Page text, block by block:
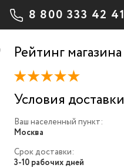
8 800 333 42 41
Рейтинг магазина
Условия доставки
Ваш населенный пункт:
Москва
Срок доставки:
3-10 рабочих дней